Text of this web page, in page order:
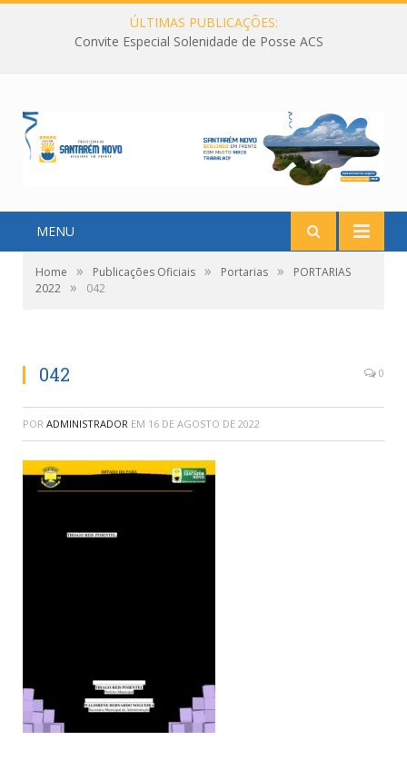
ÚLTIMAS PUBLICAÇÕES:
Convite Especial Solenidade de Posse ACS
MENU
Home » Publicações Oficiais » Portarias »
PORTARIAS
2022 » 042
042 0
POR ADMINISTRADOR EM 16 DE AGOSTO DE 2022